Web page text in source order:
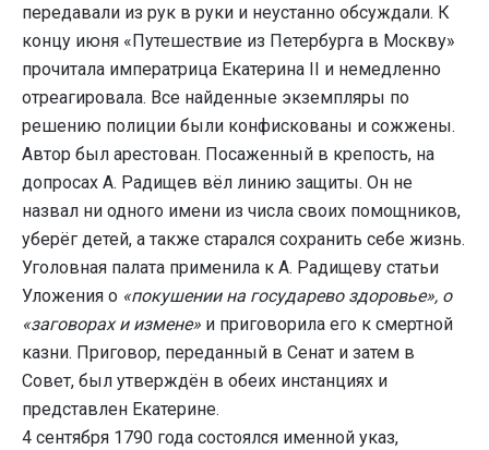
передавали из рук в руки и неустанно обсуждали. К
концу июня «Путешествие из Петербурга в Москву»
прочитала императрица Екатерина II и немедленно
отреагировала. Все найденные экземпляры по
решению полиции были конфискованы и сожжены.
Автор был арестован. Посаженный в крепость, на
допросах А. Радищев вёл линию защиты. Он не
назвал ни одного имени из числа своих помощников,
уберёг детей, а также старался сохранить себе жизнь.
Уголовная палата применила к А. Радищеву статьи
Уложения о «покушении на государево здоровье», о
«заговорах и измене» и приговорила его к смертной
казни. Приговор, переданный в Сенат и затем в
Совет, был утверждён в обеих инстанциях и
представлен Екатерине.
4 сентября 1790 года состоялся именной указ,